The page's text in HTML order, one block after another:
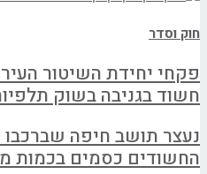
חוק וסדר
פקחי יחידת השיטור
חשוד בגניבה בשוק
נעצר תושב חיפה שברכבו
החשודים כסמים בכמות